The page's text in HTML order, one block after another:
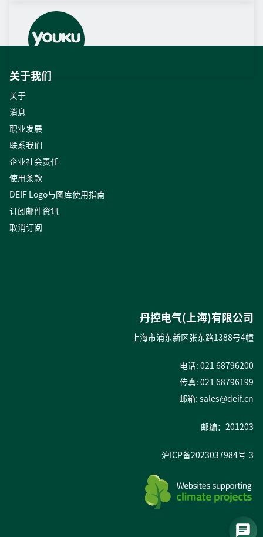
关于我们
关于
消息
职业发展
联系我们
企业社会责任
使用条款
DEIF Logo与图库使用指南
订阅邮件资讯
取消订阅
丹控电气(上海)有限公司
上海市浦东新区张东路1388号4幢
电话: 021 68796200
传真: 021 68796199
邮箱: sales@deif.cn
邮编：201203
沪ICP备2023037984号-3